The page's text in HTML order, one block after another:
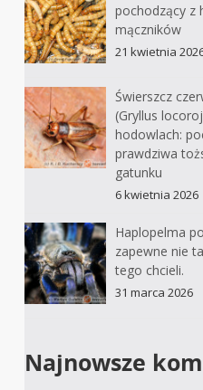
pochodzący z
mączników
21 kwietnia
Świerszcz
(Gryllus
hodowlach:
prawdziwa
gatunku
6 kwietnia 2026
Haplopelma
zapewne nie
tego chcieli.
31 marca 2026
Najnowsze